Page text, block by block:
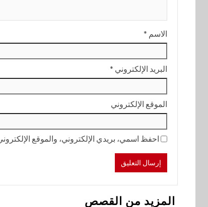
الاسم *
البريد الإلكتروني *
الموقع الإلكتروني
احفظ اسمي، بريدي الإلكتروني، والموقع
المزيد من القصص